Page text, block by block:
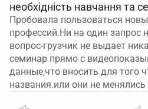
необхідність навчання та
Пробовала пользоваться
профессий.Ни на один запрос
вопрос-грузчик не выдает
семинар прямо с
данные,что вносить для того
названия.или они не